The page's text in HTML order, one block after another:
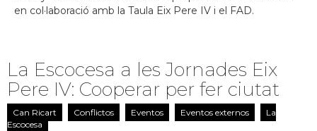
en col·laboració amb la Taula Eix Pere IV i el FAD.
La Escocesa a les Jornades Eix
Pere IV: Cooperar per fer ciutat
Can Ricart Conflictos Eventos Eventos externos
La
Escocesa